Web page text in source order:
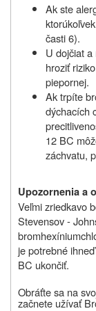
Ak ste
časti 6).
U dojčiat
hroziť
piepornej.
Ak trpíte
dýchacích
12 BC
záchvatu,
Upozornenia a
Veľmi zriedkavo
Stevensov -
je potrebné
BC ukončiť.
Obráťte sa na
začnete užívať